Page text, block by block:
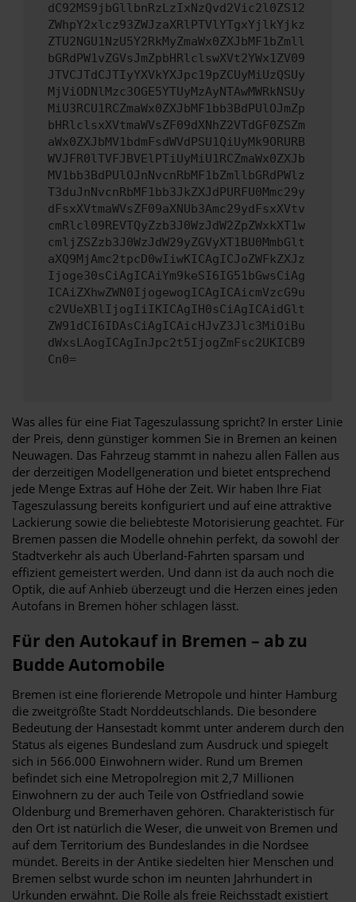
dC92MS9jbGllbnRzLzIxNzQvd2Vic2l0ZS12
ZWhpY2xlcz93ZWJzaXRlPTVlYTgxYjlkYjkz
ZTU2NGU1NzU5Y2RkMyZmaWx0ZXJbMF1bZmll
bGRdPW1vZGVsJmZpbHRlclswXVt2YWx1ZV09
JTVCJTdCJTIyYXVkYXJpc19pZCUyMiUzQSUy
MjViODNlMzc3OGE5YTUyMzAyNTAwMWRkNSUy
MiU3RCU1RCZmaWx0ZXJbMF1bb3BdPUlOJmZp
bHRlclsxXVtmaWVsZF09dXNhZ2VTdGF0ZSZm
aWx0ZXJbMV1bdmFsdWVdPSU1QiUyMk9ORURB
WVJFR0lTVFJBVElPTiUyMiU1RCZmaWx0ZXJb
MV1bb3BdPUlOJnNvcnRbMF1bZmllbGRdPWlz
T3duJnNvcnRbMF1bb3JkZXJdPURFU0Mmc29y
dFsxXVtmaWVsZF09aXNUb3Amc29ydFsxXVtv
cmRlcl09REVTQyZzb3J0WzJdW2ZpZWxkXT1w
cmljZSZzb3J0WzJdW29yZGVyXT1BU0MmbGlt
aXQ9MjAmc2tpcD0wIiwKICAgICJoZWFkZXJz
Ijoge30sCiAgICAiYm9keSI6IG51bGwsCiAg
ICAiZXhwZWN0IjogewogICAgICAicmVzcG9u
c2VUeXBlIjogIiIKICAgIH0sCiAgICAidGlt
ZW91dCI6IDAsCiAgICAicHJvZ3Jlc3MiOiBu
dWxsLAogICAgInJpc2t5IjogZmFsc2UKICB9
Cn0=
Was alles für eine Fiat Tageszulassung spricht? In erster Linie
der Preis, denn günstiger kommen Sie in Bremen an keinen
Neuwagen. Das Fahrzeug stammt in nahezu allen Fällen aus
der derzeitigen Modellgeneration und bietet entsprechend
jede Menge Extras auf Höhe der Zeit. Wir haben Ihre Fiat
Tageszulassung bereits konfiguriert und auf eine attraktive
Lackierung sowie die beliebteste Motorisierung geachtet. Für
Bremen passen die Modelle ohnehin perfekt, da sowohl der
Stadtverkehr als auch Überland-Fahrten sparsam und
effizient gemeistert werden. Und dann ist da auch noch die
Optik, die auf Anhieb überzeugt und die Herzen eines jeden
Autofans in Bremen höher schlagen lässt.
Für den Autokauf in Bremen – ab zu
Budde Automobile
Bremen ist eine florierende Metropole und hinter Hamburg
die zweitgrößte Stadt Norddeutschlands. Die besondere
Bedeutung der Hansestadt kommt unter anderem durch den
Status als eigenes Bundesland zum Ausdruck und spiegelt
sich in 566.000 Einwohnern wider. Rund um Bremen
befindet sich eine Metropolregion mit 2,7 Millionen
Einwohnern zu der auch Teile von Ostfriedland sowie
Oldenburg und Bremerhaven gehören. Charakteristisch für
den Ort ist natürlich die Weser, die unweit von Bremen und
auf dem Territorium des Bundeslandes in die Nordsee
mündet. Bereits in der Antike siedelten hier Menschen und
Bremen selbst wurde schon im neunten Jahrhundert in
Urkunden erwähnt. Die Rolle als freie Reichsstadt existiert